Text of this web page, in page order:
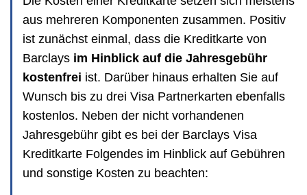
aus mehreren Komponenten zusammen. Positiv
ist zunächst einmal, dass die Kreditkarte von
Barclays im Hinblick auf die Jahresgebühr
kostenfrei ist. Darüber hinaus erhalten Sie auf
Wunsch bis zu drei Visa Partnerkarten ebenfalls
kostenlos. Neben der nicht vorhandenen
Jahresgebühr gibt es bei der Barclays Visa
Kreditkarte Folgendes im Hinblick auf Gebühren
und sonstige Kosten zu beachten: